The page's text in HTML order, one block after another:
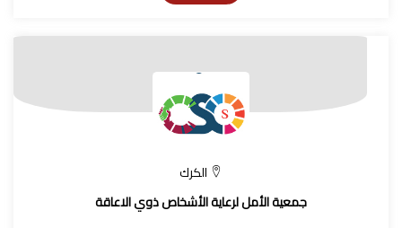
الكرك
جمعية الأمل لرعاية الأشخاص ذوي الاعاقة